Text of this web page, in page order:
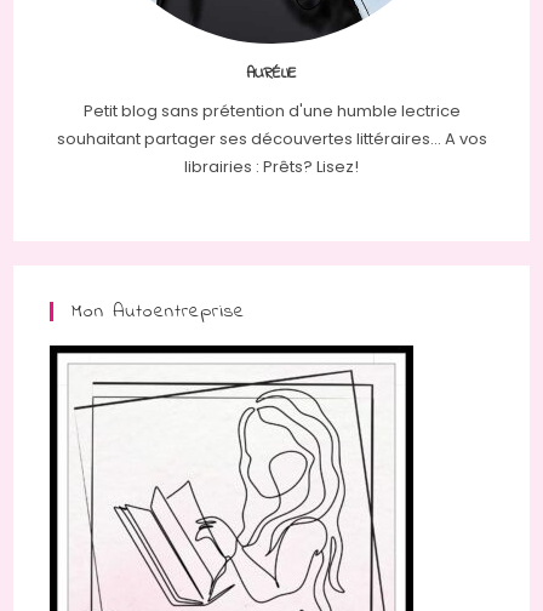
AURÉLIE
Petit blog sans prétention d'une humble lectrice
souhaitant partager ses découvertes littéraires... A vos
librairies : Prêts? Lisez!
Mon Autoentreprise